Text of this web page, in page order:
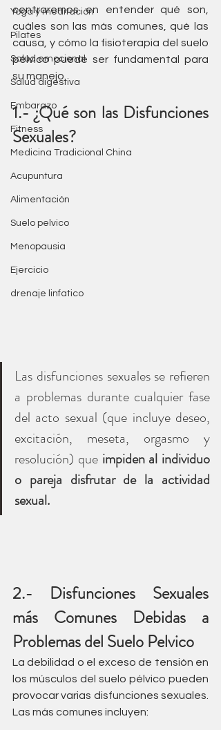
Yoga y meditación
Pilates
Salud emocional
Salud digestiva
Embarazo
Fitness
Medicina Tradicional China
Acupuntura
Alimentación
Suelo pelvico
Menopausia
Ejercicio
drenaje linfatico
centraremos en entender qué son,
cuáles son las más comunes, qué las
causa, y cómo la fisioterapia del suelo
pélvico puede ser fundamental para
su manejo.
1.- ¿Qué son las Disfunciones
Sexuales?
Las disfunciones sexuales se refieren
a problemas durante cualquier fase
del acto sexual (que incluye deseo,
excitación, meseta, orgasmo y
resolución) que impiden al individuo
o pareja disfrutar de la actividad
sexual.
2.- Disfunciones Sexuales
más Comunes Debidas a
Problemas del Suelo Pelvico
La debilidad o el exceso de tensión en
los músculos del suelo pélvico pueden
provocar varias disfunciones sexuales.
Las más comunes incluyen: